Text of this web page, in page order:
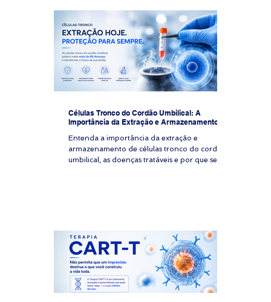
Células Tronco do Cordão Umbilical: A
Importância da Extração e Armazenamento
Entenda a importância da extração e
armazenamento de células tronco do cordão
umbilical, as doenças tratáveis e por que seu
descobre que seu plano de saúde brasileiro
não cobrirá os custos do banco privado, que
exigiria um pagamento i